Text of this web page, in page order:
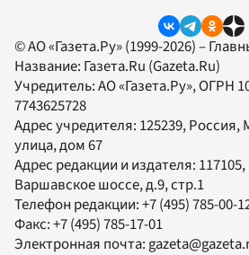
© АО «Газета.Ру» (1999-2026) –
Название: Газета.Ru (Gazeta.Ru)
Учредитель:АО «Газета.Ру», ОГРН
7743625728
Адрес учредителя: 125239, Россия,
улица, дом 67
Адрес редакции и издателя: 117105,
Варшавское шоссе, д.9, стр.1
Телефон редакции:+7 (495) 785-00-
Факс:+7 (495) 785-17-01
Электронная почта: